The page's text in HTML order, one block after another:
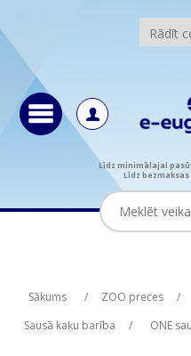
Līdz minimālajai
Līdz
Sākums / ZOO preces /
Sausā kaķu barība
/ ONE